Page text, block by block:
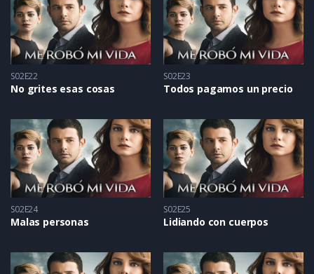
S02E22
No grites esas cosas
S02E23
Todos pagamos un precio
S02E24
Malas personas
S02E25
Lidiando con cuerpos